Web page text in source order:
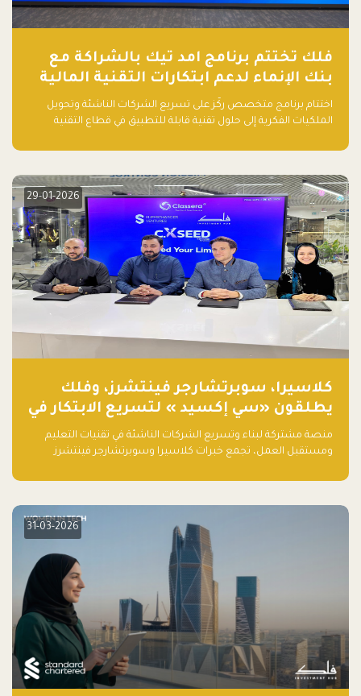
فلك تختتم برنامج امد تيك بالشراكة مع
بنك الإنماء لدعم ابتكارات التقنية المالية
اختتام برنامج متخصص ركّز على تسريع الشركات الناشئة وتحويل
الملكيات الفكرية إلى حلول تقنية قابلة للتطبيق في قطاع التقنية
29-01-2026
كلاسيرا، سوبرتشارجر فينتشرز، وفلك
يطلقون «سي إكسيد » لتسريع الابتكار في
تقنيات التعليم ومستقبل العمل
منصة مشتركة لبناء وتسريع الشركات الناشئة في تقنيات التعليم
ومستقبل العمل، تجمع خبرات كلاسيرا وسوبرتشارجر فينتشرز
العالمية.
31-03-2026